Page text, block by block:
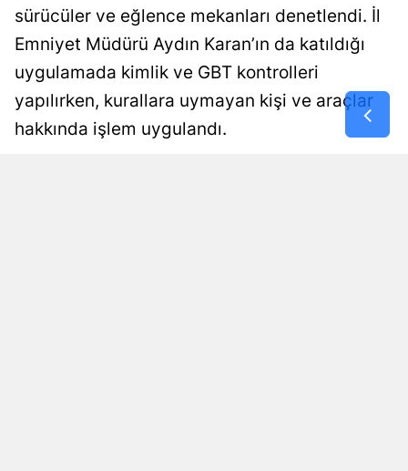
Konya
Kütahya
Malatya
Manisa
sürücüler ve eğlence mekanları denetlendi. İl
Emniyet Müdürü Aydın Karan’ın da katıldığı
uygulamada kimlik ve GBT kontrolleri
yapılırken, kurallara uymayan kişi ve araçlar
hakkında işlem uygulandı.